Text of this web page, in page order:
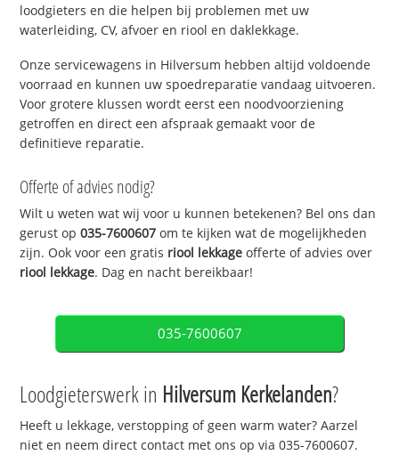
loodgieters en die helpen bij problemen met uw
waterleiding, CV, afvoer en riool en daklekkage.
Onze servicewagens in Hilversum hebben altijd voldoende
voorraad en kunnen uw spoedreparatie vandaag uitvoeren.
Voor grotere klussen wordt eerst een noodvoorziening
getroffen en direct een afspraak gemaakt voor de
definitieve reparatie.
Offerte of advies nodig?
Wilt u weten wat wij voor u kunnen betekenen? Bel ons dan
gerust op035-7600607 om te kijken wat de mogelijkheden
zijn. Ook voor een gratis riool lekkage offerte of advies over
riool lekkage. Dag en nacht bereikbaar!
035-7600607
Loodgieterswerk in Hilversum Kerkelanden?
Heeft u lekkage, verstopping of geen warm water? Aarzel
niet en neem direct contact met ons op via 035-7600607.